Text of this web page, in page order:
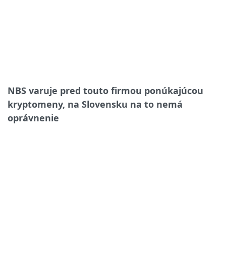
NBS varuje pred touto firmou ponúkajúcou
kryptomeny, na Slovensku na to nemá
oprávnenie